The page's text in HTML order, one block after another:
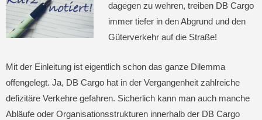
dagegen zu wehren, treiben DB Cargo
immer tiefer in den Abgrund und den
Güterverkehr auf die Straße!
Mit der Einleitung ist eigentlich schon das ganze Dilemma
offengelegt. Ja, DB Cargo hat in der Vergangenheit zahlreiche
defizitäre Verkehre gefahren. Sicherlich kann man auch manche
Abläufe oder Organisationsstrukturen innerhalb der DB Cargo